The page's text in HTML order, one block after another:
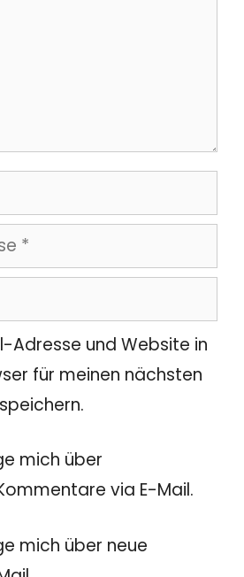
Adresse und Website in
für meinen nächsten
mich über
via E-Mail.
mich über neue